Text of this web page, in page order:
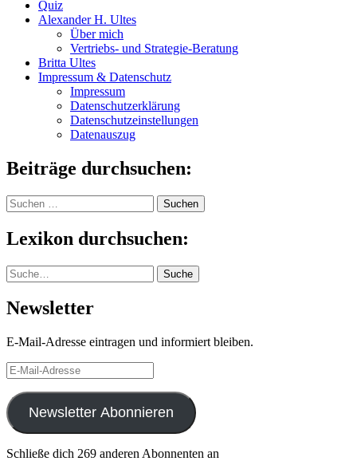
Quiz
Alexander H. Ultes
Über mich
Vertriebs- und Strategie-Beratung
Britta Ultes
Impressum & Datenschutz
Impressum
Datenschutzerklärung
Datenschutzeinstellungen
Datenauszug
Beiträge durchsuchen:
Suchen
nach:
Lexikon durchsuchen:
Suche Suche
Newsletter
E-Mail-Adresse eintragen und informiert bleiben.
E-
Mail-
Adresse
Newsletter Abonnieren
Schließe dich 269 anderen Abonnenten an